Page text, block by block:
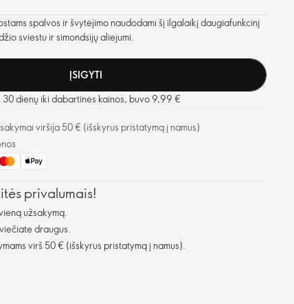
spalvos ir švytėjimo naudodami šį ilgalaikį daugiafunkcinį
sviestu ir simondsijų aliejumi.
ĮSIGYTI
dienų iki dabartinės kainos, buvo 9,99 €
viršija 50 € (išskyrus pristatymą į namus)
privalumais!
užsakymą.
draugus.
virš 50 € (išskyrus pristatymą į namus).